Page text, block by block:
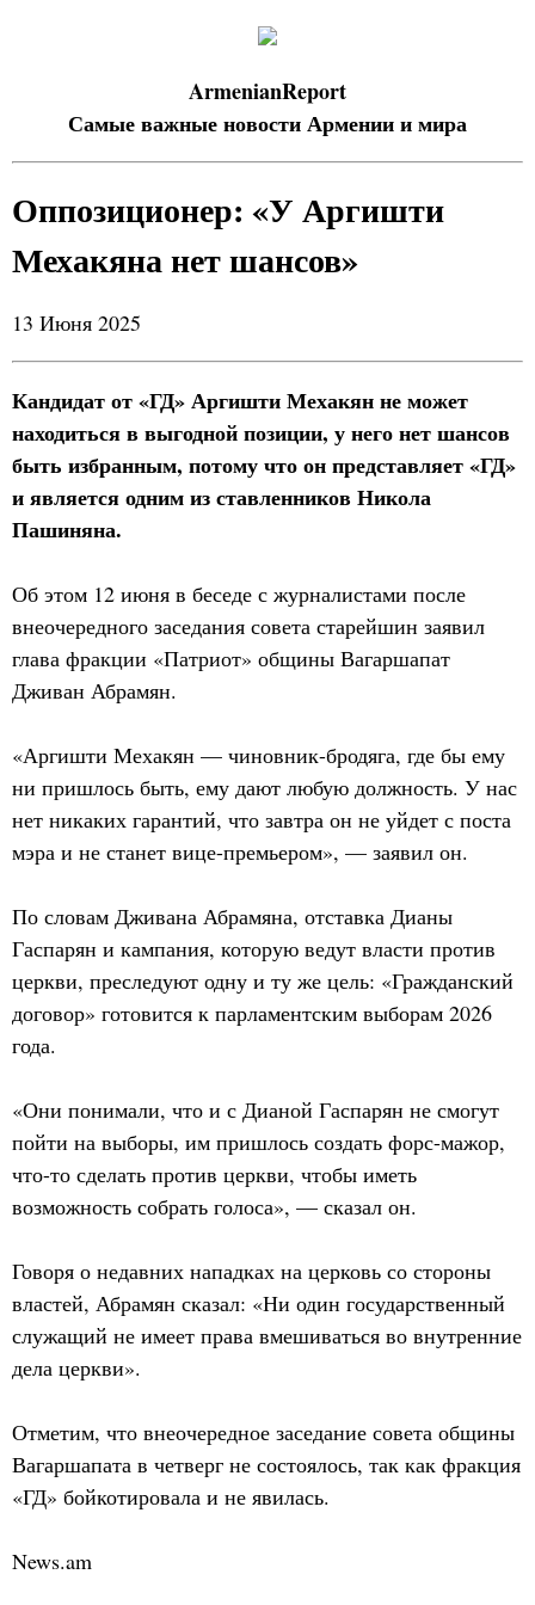
ArmenianReport
Самые важные новости Армении и мира
Оппозиционер: «У Аргишти
Мехакяна нет шансов»
13 Июня 2025
Кандидат от «ГД» Аргишти Мехакян не может
находиться в выгодной позиции, у него нет шансов
быть избранным, потому что он представляет «ГД»
и является одним из ставленников Никола
Пашиняна.
Об этом 12 июня в беседе с журналистами после
внеочередного заседания совета старейшин заявил
глава фракции «Патриот» общины Вагаршапат
Дживан Абрамян.
«Аргишти Мехакян — чиновник-бродяга, где бы ему
ни пришлось быть, ему дают любую должность. У нас
нет никаких гарантий, что завтра он не уйдет с поста
мэра и не станет вице-премьером», — заявил он.
По словам Дживана Абрамяна, отставка Дианы
Гаспарян и кампания, которую ведут власти против
церкви, преследуют одну и ту же цель: «Гражданский
договор» готовится к парламентским выборам 2026
года.
«Они понимали, что и с Дианой Гаспарян не смогут
пойти на выборы, им пришлось создать форс-мажор,
что-то сделать против церкви, чтобы иметь
возможность собрать голоса», — сказал он.
Говоря о недавних нападках на церковь со стороны
властей, Абрамян сказал: «Ни один государственный
служащий не имеет права вмешиваться во внутренние
дела церкви».
Отметим, что внеочередное заседание совета общины
Вагаршапата в четверг не состоялось, так как фракция
«ГД» бойкотировала и не явилась.
News.am